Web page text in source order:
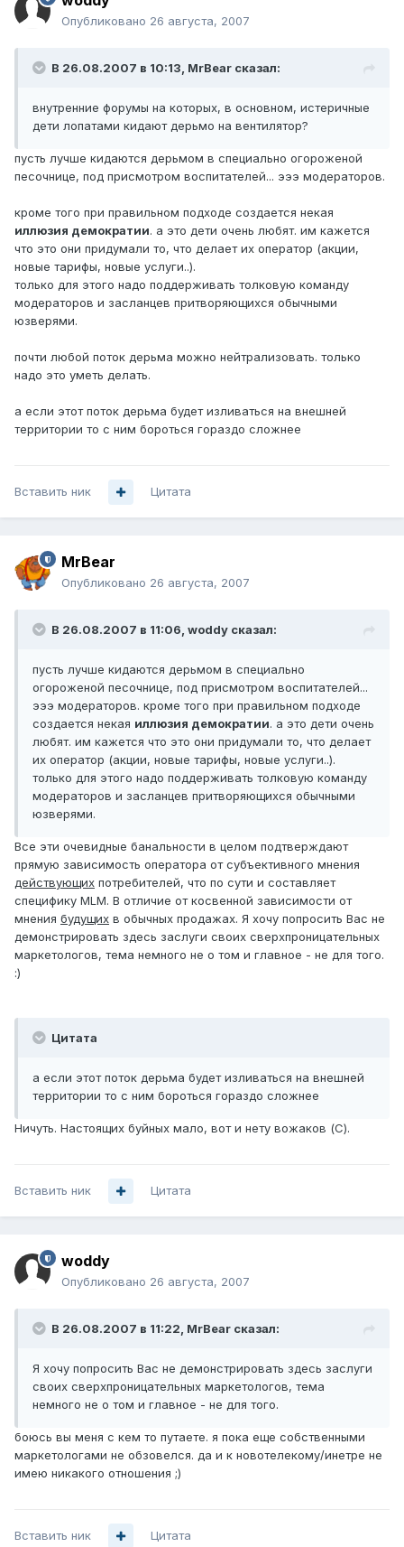
Опубликовано 26 августа, 2007
В 26.08.2007 в 10:13, MrBear сказал:
внутренние форумы на которых, в основном, истеричные
дети лопатами кидают дерьмо на вентилятор?
пусть лучше кидаются дерьмом в специально огороженой
песочнице, под присмотром воспитателей... эээ модераторов.
кроме того при правильном подходе создается некая
иллюзия демократии. а это дети очень любят. им кажется
что это они придумали то, что делает их оператор (акции,
новые тарифы, новые услуги..).
только для этого надо поддерживать толковую команду
модераторов и засланцев притворяющихся обычными
юзверями.
почти любой поток дерьма можно нейтрализовать. только
надо это уметь делать.
а если этот поток дерьма будет изливаться на внешней
территории то с ним бороться гораздо сложнее
Вставить ник Цитата
MrBear
Опубликовано 26 августа, 2007
В 26.08.2007 в 11:06, woddy сказал:
пусть лучше кидаются дерьмом в специально
огороженой песочнице, под присмотром воспитателей...
эээ модераторов. кроме того при правильном подходе
создается некая иллюзия демократии. а это дети очень
любят. им кажется что это они придумали то, что делает
их оператор (акции, новые тарифы, новые услуги..).
только для этого надо поддерживать толковую команду
модераторов и засланцев притворяющихся обычными
юзверями.
Все эти очевидные банальности в целом подтверждают
прямую зависимость оператора от субъективного мнения
действующих потребителей, что по сути и составляет
специфику MLM. В отличие от косвенной зависимости от
мнения будущих в обычных продажах. Я хочу попросить Вас не
демонстрировать здесь заслуги своих сверхпроницательных
маркетологов, тема немного не о том и главное - не для того.
:)
Цитата
а если этот поток дерьма будет изливаться на внешней
территории то с ним бороться гораздо сложнее
Ничуть. Настоящих буйных мало, вот и нету вожаков (С).
Вставить ник Цитата
woddy
Опубликовано 26 августа, 2007
В 26.08.2007 в 11:22, MrBear сказал:
Я хочу попросить Вас не демонстрировать здесь заслуги
своих сверхпроницательных маркетологов, тема
немного не о том и главное - не для того.
боюсь вы меня с кем то путаете. я пока еще собственными
маркетологами не обзовелся. да и к новотелекому/инетре не
имею никакого отношения ;)
Вставить ник Цитата